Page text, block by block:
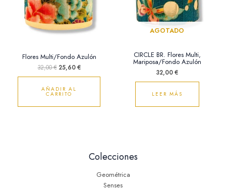
Flores Multi/Fondo Azulón
32,00€ 25,60€
AÑADIR AL
CARRITO
AGOTADO
CIRCLE BR. Flores Multi,
Mariposa/Fondo Azulón
32,00€
LEER MÁS
Colecciones
Geométrica
Senses